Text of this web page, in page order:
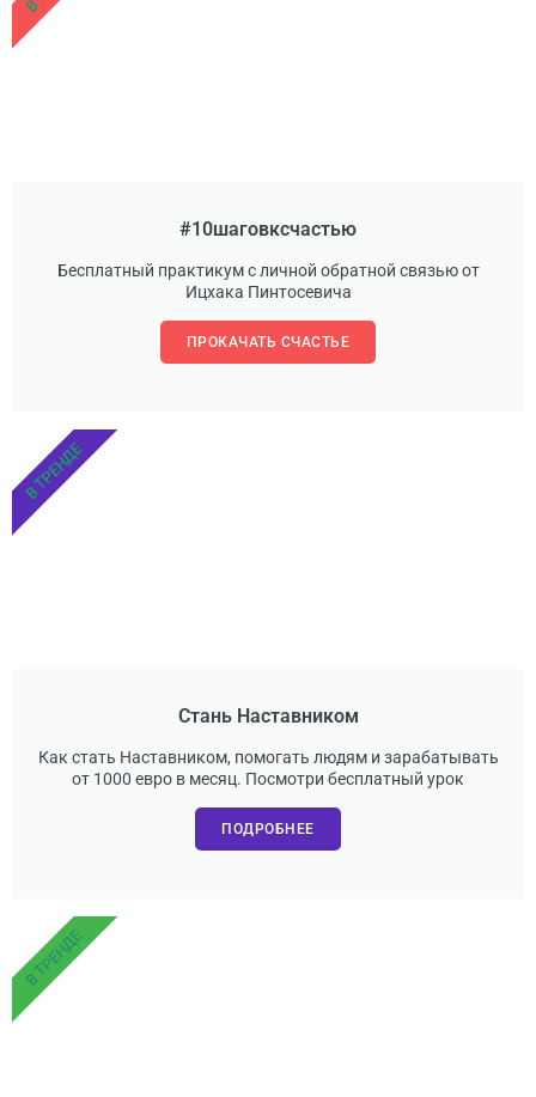
#10шаговксчастью
Бесплатный практикум с личной обратной связью от
Ицхака Пинтосевича
ПРОКАЧАТЬ СЧАСТЬЕ
Стань Наставником
Как стать Наставником, помогать людям и зарабатывать
от 1000 евро в месяц. Посмотри бесплатный урок
ПОДРОБНЕЕ
В ТРЕНДЕ
В ТРЕНДЕ